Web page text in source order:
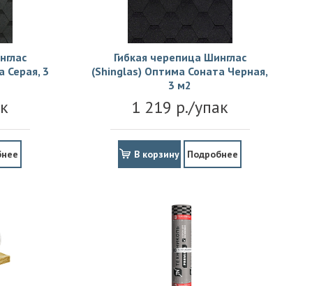
Серая, 3
Гибкая черепица Шинглас
(Shinglas) Оптима Соната Черная,
3 м2
1 219 р./упак
В корзину Подробнее